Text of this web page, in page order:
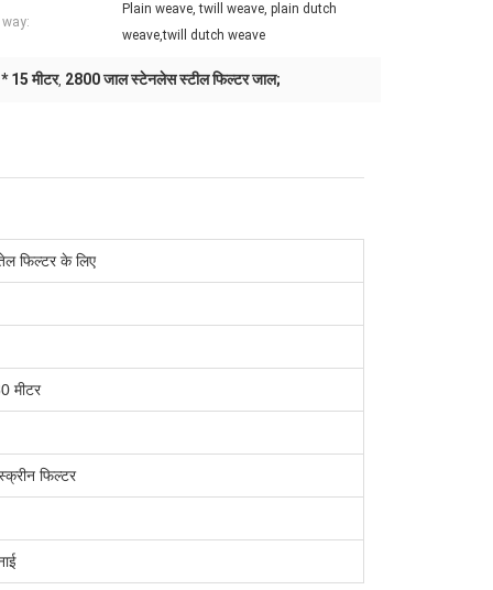
Plain weave, twill weave, plain dutch
weave,twill dutch weave
15 मीटर, 2800 जाल स्टेनलेस स्टील फिल्टर जाल;
फिल्टर के लिए
मीटर
फिल्टर